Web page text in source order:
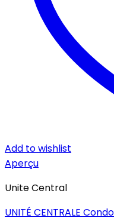
Add to wishlist
Aperçu
Unite Central
UNITÉ CENTRALE